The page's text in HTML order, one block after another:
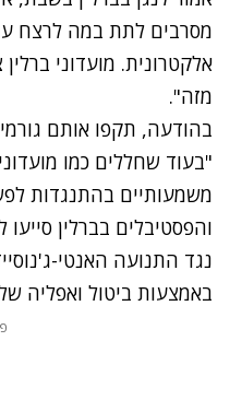
מסרבים לתת במה לרצח עם
אלקטרונית. מועדוני
מזה".
בהודעה, תקפו אותם
"בעוד שחללים כמו
משמעותיים בהתנגדות
והפסטיבלים בברלין
נגד התנועה האנטי-
באמצעות ביטול ואפליה